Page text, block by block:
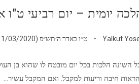
אדר
תש"פ
יומית – יום רביעי
Yalkut פורסם:
ט״ו באדר ה׳תש״פ (11/03/2020)
השונה הלכות בכל יום מובטח לו שהוא בן
חיבה וריעות למקבל. ואם המקבל עשיר…